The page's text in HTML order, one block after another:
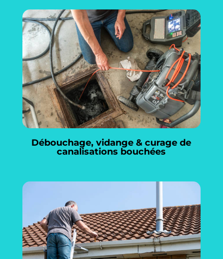
Débouchage, vidange & curage de
canalisations bouchées